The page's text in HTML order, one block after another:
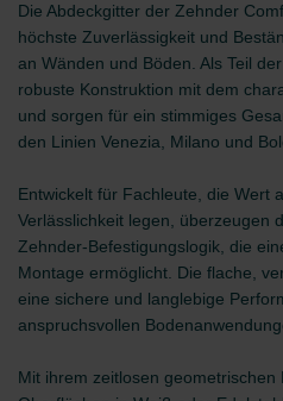
Die Abdeckgitter der Zehnder
höchste Zuverlässigkeit und
an Wänden und Böden. Als Teil
robuste Konstruktion mit dem
und sorgen für ein stimmiges
den Linien Venezia, Milano und
Entwickelt für Fachleute, die Wert
Verlässlichkeit legen, überzeugen
Zehnder-Befestigungslogik, die
Montage ermöglicht. Die flache,
eine sichere und langlebige
anspruchsvollen
Mit ihrem zeitlosen